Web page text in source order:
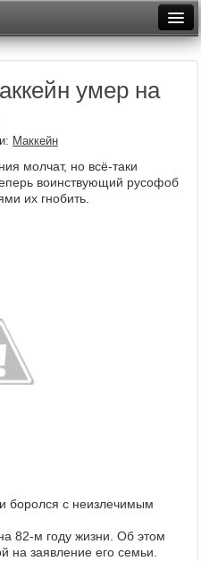
умер на
Маккейн
молчат, но всё-таки
воинствующий русофоб
их гнобить.
боролся с неизлечимым
82-м году жизни. Об этом
на заявление его семьи.